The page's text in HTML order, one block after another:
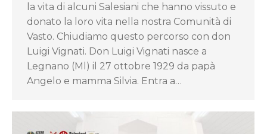
la vita di alcuni Salesiani che hanno vissuto e
donato la loro vita nella nostra Comunità di
Vasto. Chiudiamo questo percorso con don
Luigi Vignati. Don Luigi Vignati nasce a
Legnano (Ml) il 27 ottobre 1929 da papà
Angelo e mamma Silvia. Entra a…